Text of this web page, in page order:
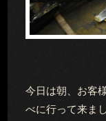
今日は朝、お客
べに行って来まし